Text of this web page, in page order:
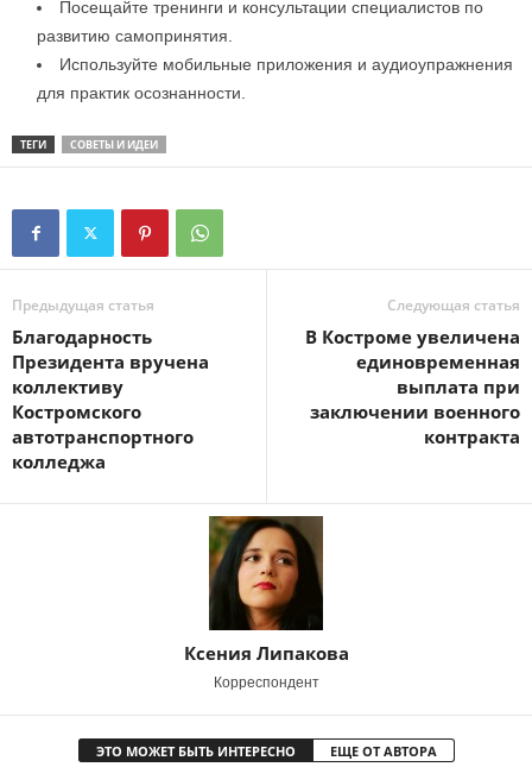
Посещайте тренинги и консультации специалистов по
развитию самопринятия.
Используйте мобильные приложения и аудиоупражнения
для практик осознанности.
ТЕГИ СОВЕТЫ И ИДЕИ
Предыдущая статья
Благодарность
Президента вручена
коллективу
Костромского
автотранспортного
колледжа
Следующая статья
В Костроме увеличена
единовременная
выплата при
заключении военного
контракта
Ксения Липакова
Корреспондент
ЭТО МОЖЕТ БЫТЬ ИНТЕРЕСНО ЕЩЕ ОТ АВТОРА